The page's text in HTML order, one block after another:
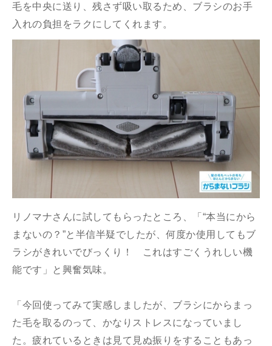
毛を中央に送り、残さず吸い取るため、ブラシのお手
入れの負担をラクにしてくれます。
リノマナさんに試してもらったところ、「“本当にから
まないの？”と半信半疑でしたが、何度か使用してもブ
ラシがきれいでびっくり！ これはすごくうれしい機
能です」と興奮気味。
「今回使ってみて実感しましたが、ブラシにからまっ
た毛を取るのって、かなりストレスになっていまし
た。疲れているときは見て見ぬ振りをすることもあっ